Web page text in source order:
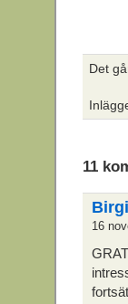
Det
11
16